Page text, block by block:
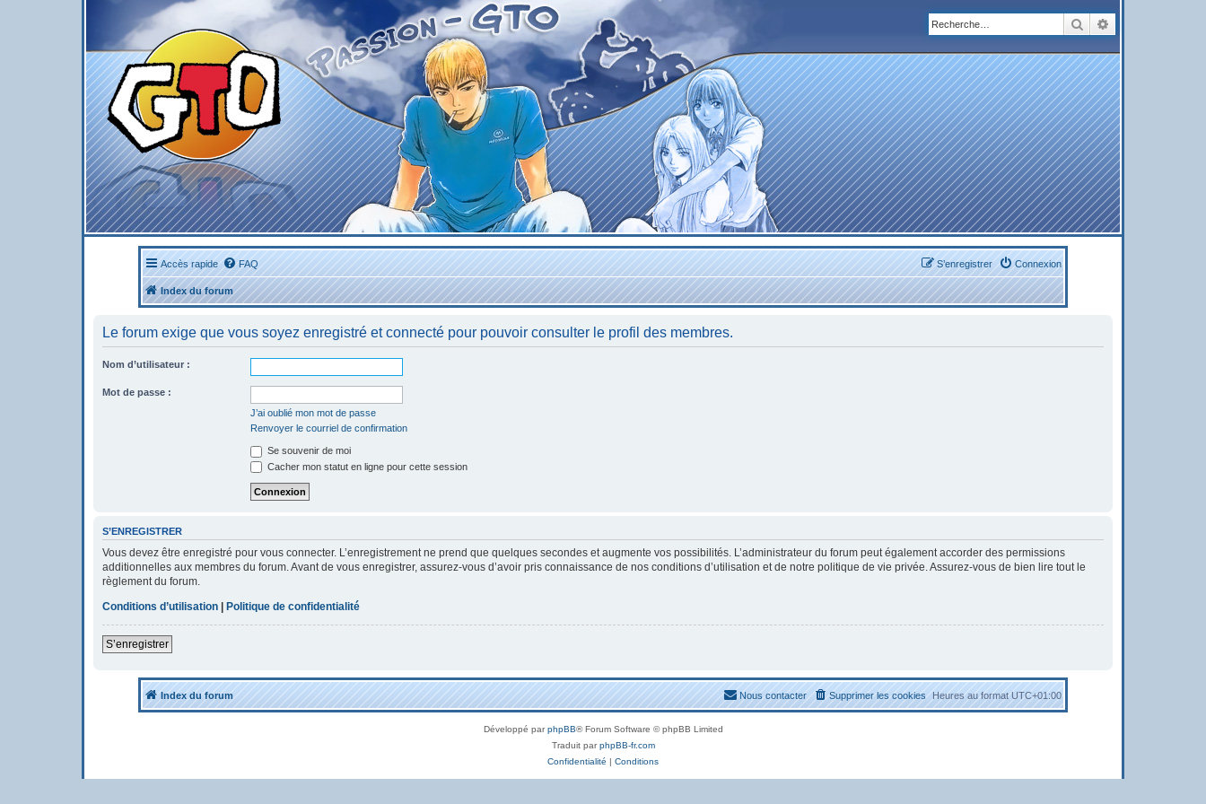
Rechercher
Accès rapide FAQ Connexion
S’enregistrer
Index du forum
Le forum exige que vous soyez enregistré et connecté pour pouvoir consulter le profil des membres.
Nom d’utilisateur :
Mot de passe :
J’ai oublié mon mot de passe
Renvoyer le courriel de confirmation
Se souvenir de moi
Cacher mon statut en ligne pour cette session
S’ENREGISTRER
Vous devez être enregistré pour vous connecter. L’enregistrement ne prend que quelques secondes et augmente vos possibilités. L’administrateur du forum peut également accorder des permissions
additionnelles aux membres du forum. Avant de vous enregistrer, assurez-vous d’avoir pris connaissance de nos conditions d’utilisation et de notre politique de vie privée. Assurez-vous de bien lire tout le
règlement du forum.
Conditions d’utilisation | Politique de confidentialité
S’enregistrer
Index du forum Heures au formatUTC+01:00
Supprimer les cookies
Nous contacter
Développé parphpBB® Forum Software © phpBB Limited
Traduit parphpBB-fr.com
Confidentialité | Conditions